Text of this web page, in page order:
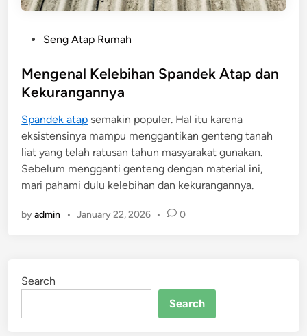
s
t
d
i
n
Seng Atap Rumah
Mengenal Kelebihan Spandek Atap dan
Kekurangannya
Spandek atap semakin populer. Hal itu karena
eksistensinya mampu menggantikan genteng tanah
liat yang telah ratusan tahun masyarakat gunakan.
Sebelum mengganti genteng dengan material ini,
mari pahami dulu kelebihan dan kekurangannya.
byadmin • January 22, 2026 • 0
Search
Search